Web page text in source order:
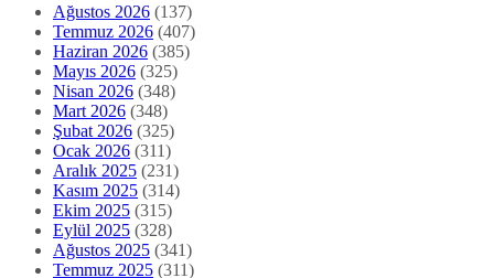
Ağustos 2026 (137)
Temmuz 2026 (407)
Haziran 2026 (385)
Mayıs 2026 (325)
Nisan 2026 (348)
Mart 2026 (348)
Şubat 2026 (325)
Ocak 2026 (311)
Aralık 2025 (231)
Kasım 2025 (314)
Ekim 2025 (315)
Eylül 2025 (328)
Ağustos 2025 (341)
Temmuz 2025 (311)